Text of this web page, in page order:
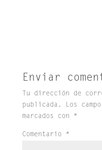
Enviar
Tu dirección de
publicada.
Los
marcados con
*
Comentario *